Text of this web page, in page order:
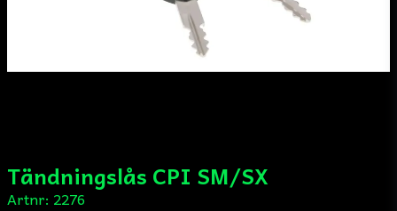
Tändningslås CPI SM/SX
Artnr: 2276